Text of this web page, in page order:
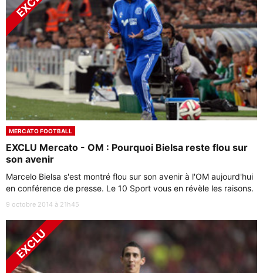
MERCATO FOOTBALL
EXCLU Mercato - OM : Pourquoi Bielsa reste flou sur
son avenir
Marcelo Bielsa s'est montré flou sur son avenir à l'OM aujourd'hui
en conférence de presse. Le 10 Sport vous en révèle les raisons.
9 octobre 2014 à 21h45